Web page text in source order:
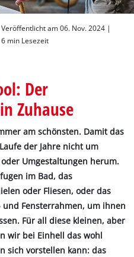
Veröffentlicht am 06. Nov. 2024 |
6 min Lesezeit
Der
Zuhause
am schönsten. Damit das
der Jahre nicht um
Umgestaltungen herum.
im Bad, das
oder Fliesen, oder das
Fensterrahmen, um ihnen
Für all diese kleinen, aber
wir bei Einhell das wohl
sich vorstellen kann: das